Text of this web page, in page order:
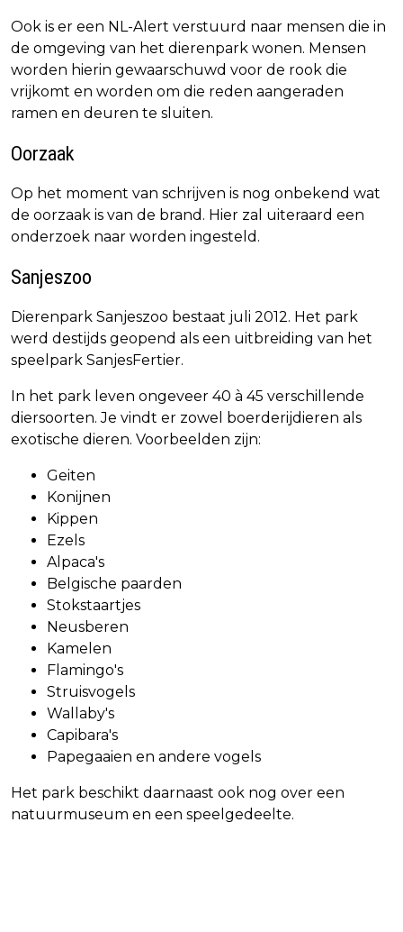
Ook is er een NL-Alert verstuurd naar mensen die in
de omgeving van het dierenpark wonen. Mensen
worden hierin gewaarschuwd voor de rook die
vrijkomt en worden om die reden aangeraden
ramen en deuren te sluiten.
Oorzaak
Op het moment van schrijven is nog onbekend wat
de oorzaak is van de brand. Hier zal uiteraard een
onderzoek naar worden ingesteld.
Sanjeszoo
Dierenpark Sanjeszoo bestaat juli 2012. Het park
werd destijds geopend als een uitbreiding van het
speelpark SanjesFertier.
In het park leven ongeveer 40 à 45 verschillende
diersoorten. Je vindt er zowel boerderijdieren als
exotische dieren. Voorbeelden zijn:
Geiten
Konijnen
Kippen
Ezels
Alpaca's
Belgische paarden
Stokstaartjes
Neusberen
Kamelen
Flamingo's
Struisvogels
Wallaby's
Capibara's
Papegaaien en andere vogels
Het park beschikt daarnaast ook nog over een
natuurmuseum en een speelgedeelte.